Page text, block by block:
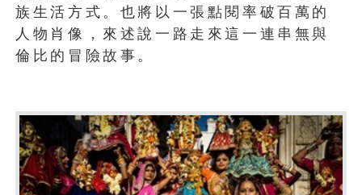
族生活方式。也將以一張點閱率破百萬的
人物肖像，來述說一路走來這一連串無與
倫比的冒險故事。